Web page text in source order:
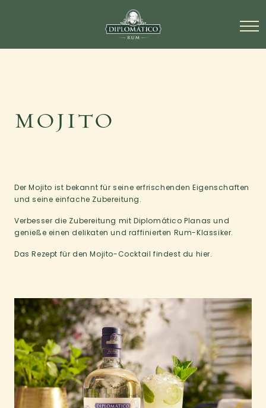
MOJITO
Der Mojito ist bekannt für seine erfrischenden Eigenschaften
und seine einfache Zubereitung.
Verbesser die Zubereitung mit Diplomático Planas und
genieße einen delikaten und raffinierten Rum-Klassiker.
Das Rezept für den Mojito-Cocktail findest du hier.